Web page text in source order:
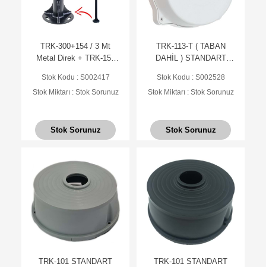
TRK-300+154 / 3 Mt
Metal Direk + TRK-154
Mat Antrasit Fırın Boyalı )
Stok Kodu : S002417
Stok Miktarı : Stok Sorunuz
Stok Sorunuz
TRK-113-T ( TABAN
DAHİL ) STANDART
BEYAZ
Stok Kodu : S002528
Stok Miktarı : Stok Sorunuz
Stok Sorunuz
TRK-101 STANDART
TRK-101 STANDART